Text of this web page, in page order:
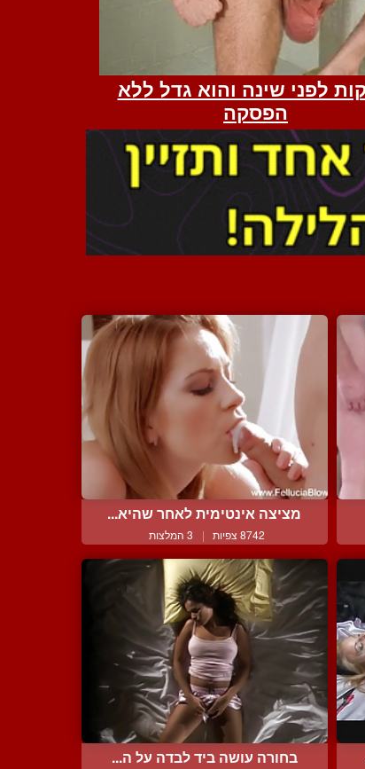
מציצה אינטימית לאחר שהיא...
8742 צפיות | 3 המלצות
בחורה עושה ביד לבדה על ה...